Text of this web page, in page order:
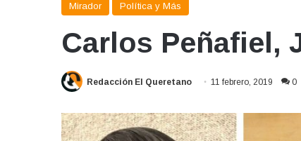
Mirador Política y Más
Carlos Peñafiel,
Redacción El Queretano 11 febrero, 2019 0